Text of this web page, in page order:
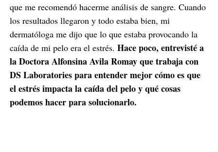
que me recomendó hacerme análisis de sangre. Cuando
los resultados llegaron y todo estaba bien, mi
dermatóloga me dijo que lo que estaba provocando la
caída de mi pelo era el estrés. Hace poco, entrevisté a
la Doctora Alfonsina Avila Romay que trabaja con
DS Laboratories para entender mejor cómo es que
el estrés impacta la caída del pelo y qué cosas
podemos hacer para solucionarlo.